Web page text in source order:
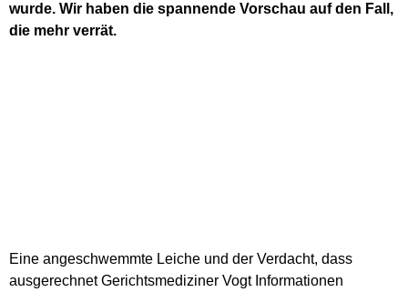
wurde. Wir haben die spannende Vorschau auf den Fall,
die mehr verrät.
Eine angeschwemmte Leiche und der Verdacht, dass
ausgerechnet Gerichtsmediziner Vogt Informationen